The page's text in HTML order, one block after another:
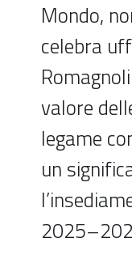
Mondo,
celebra
valore
legame
un